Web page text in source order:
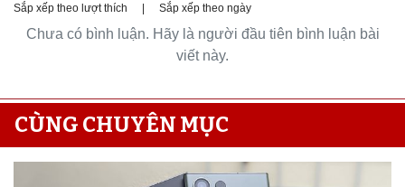
Sắp xếp theo lượt thích | Sắp xếp theo ngày
Chưa có bình luận. Hãy là người đầu tiên bình luận bài
viết này.
CÙNG CHUYÊN MỤC